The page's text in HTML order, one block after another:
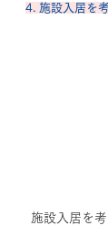
4. 施設入居を
施設入居を